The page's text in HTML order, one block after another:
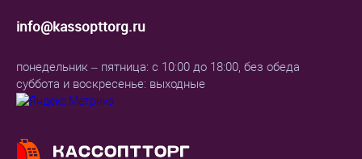
info@kassopttorg.ru
понедельник – пятница: с 10:00 до 18:00, без обеда
суббота и воскресенье: выходные